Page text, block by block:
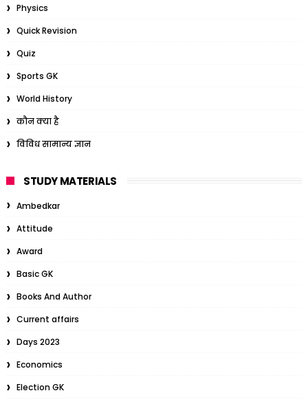
Physics
Quick Revision
Quiz
Sports GK
World History
कौन क्या है
विविध सामान्य ज्ञान
STUDY MATERIALS
Ambedkar
Attitude
Award
Basic GK
Books And Author
Current affairs
Days 2023
Economics
Election GK